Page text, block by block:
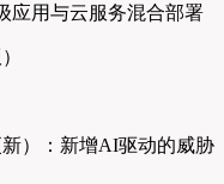
应用与云服务混合部署
）：新增AI驱动的威胁